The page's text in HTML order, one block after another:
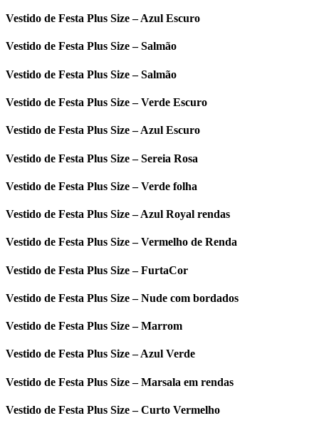
Vestido de Festa Plus Size – Azul Escuro
Vestido de Festa Plus Size – Salmão
Vestido de Festa Plus Size – Salmão
Vestido de Festa Plus Size – Verde Escuro
Vestido de Festa Plus Size – Azul Escuro
Vestido de Festa Plus Size – Sereia Rosa
Vestido de Festa Plus Size – Verde folha
Vestido de Festa Plus Size – Azul Royal rendas
Vestido de Festa Plus Size – Vermelho de Renda
Vestido de Festa Plus Size – FurtaCor
Vestido de Festa Plus Size – Nude com bordados
Vestido de Festa Plus Size – Marrom
Vestido de Festa Plus Size – Azul Verde
Vestido de Festa Plus Size – Marsala em rendas
Vestido de Festa Plus Size – Curto Vermelho